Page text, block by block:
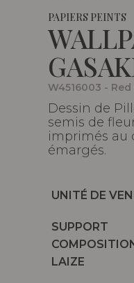
PAPIERS PEINTS
W4516003 - Red
Dessin de
semis de
imprimés au
émargés.
Caractéristiques
UNITÉ DE
Caractéristiques
SUPPORT
Caractéristiques
Caractéristiques
LAIZE